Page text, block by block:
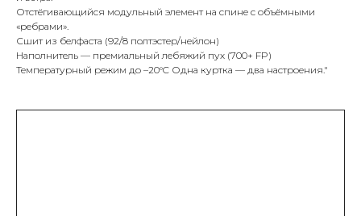
Отстёгивающийся модульный элемент на спине с объёмными
«ребрами».
Сшит из белфаста (92/8 полтэстер/нейлон)
Наполнитель — премиальный лебяжий пух (700+ FP)
Температурный режим до –20°C Одна куртка — два настроения."